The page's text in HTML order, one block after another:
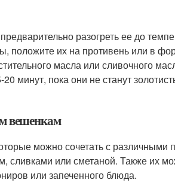
разогреть ее до
положите их на противень или в
масла или сливочного
минут, пока они не станут
вешенкам
можно сочетать с различными
сливками или сметаной. Также их
или запеченного блюда.